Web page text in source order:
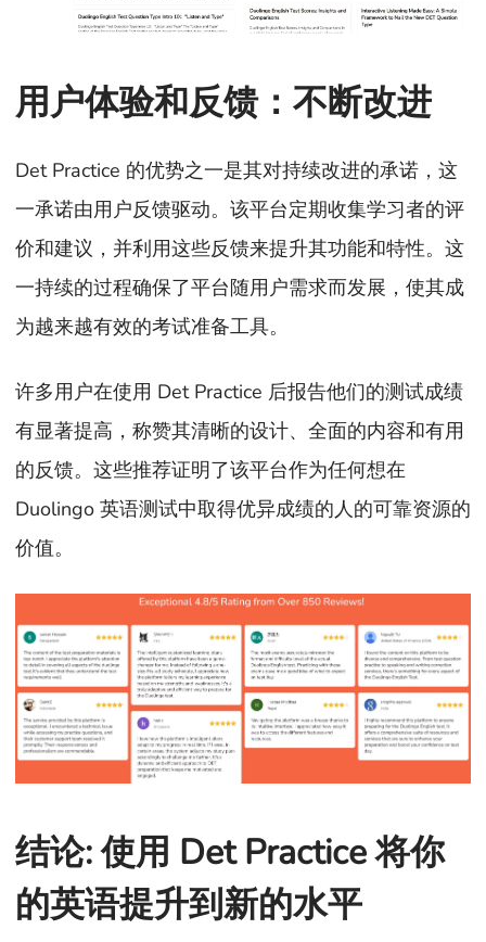
用户体验和反馈：不断改进
Det Practice 的优势之一是其对持续改进的承诺，这
一承诺由用户反馈驱动。该平台定期收集学习者的评
价和建议，并利用这些反馈来提升其功能和特性。这
一持续的过程确保了平台随用户需求而发展，使其成
为越来越有效的考试准备工具。
许多用户在使用 Det Practice 后报告他们的测试成绩
有显著提高，称赞其清晰的设计、全面的内容和有用
的反馈。这些推荐证明了该平台作为任何想在
Duolingo 英语测试中取得优异成绩的人的可靠资源的
价值。
结论: 使用 Det Practice 将你
的英语提升到新的水平